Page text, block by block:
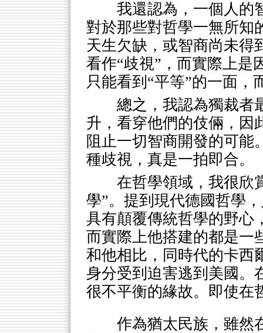
我還認為，一個人的
對於那些對哲學一無所知
天生欠缺，或智商尚未得
看作“歧視”，而實際上是
只能看到“平等”的一面，
總之，我認為獨裁者
升，看穿他們的伎倆，因
阻止一切智商開發的可能
種歧視，真是一拍即合。
在哲學領域，我很欣
學”。提到現代德國哲學
具有顛覆傳統哲學的野心
而實際上他搭建的都是一
和他相比，同時代的卡西
身分受到迫害逃到美國。
很不平衡的緣故。即使在
作為猶太民族，雖然